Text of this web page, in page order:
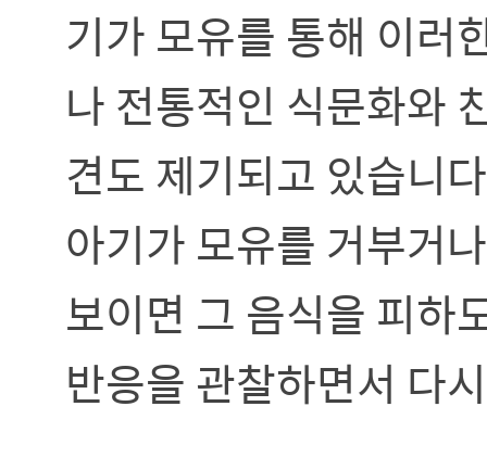
기가 모유를 통해 이러
나 전통적인 식문화와
견도 제기되고 있습니
아기가 모유를 거부거
보이면 그 음식을 피하
반응을 관찰하면서 다